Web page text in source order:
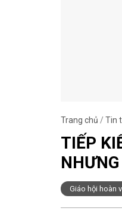
Trang chủ / Tin
TIẾP
Giáo hội hoàn